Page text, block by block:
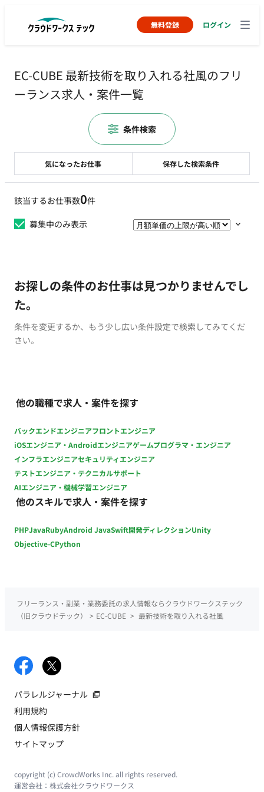
無料登録 ログイン
EC-CUBE 最新技術を取り入れる社風のフリ
ーランス求人・案件一覧
該当するお仕事数0件
募集中のみ表示
お探しの条件のお仕事は見つかりませんでし
た。
条件を変更するか、もう少し広い条件設定で検索してみてくだ
さい。
他の職種で求人・案件を探す
バックエンドエンジニアフロントエンジニア
iOSエンジニア・Androidエンジニアゲームプログラマ・エンジニア
インフラエンジニアセキュリティエンジニア
テストエンジニア・テクニカルサポート
AIエンジニア・機械学習エンジニア
他のスキルで求人・案件を探す
PHPJavaRubyAndroid JavaSwift開発ディレクションUnity
Objective-CPython
気になったお仕事 保存した検索条件
条件検索
フリーランス・副業・業務委託の求人情報ならクラウドワークステック
（旧クラウドテック）
> EC-CUBE > 最新技術を取り入れる社風
パラレルジャーナル
利用規約
個人情報保護方針
サイトマップ
copyright (c) CrowdWorks Inc. all rights reserved.
運営会社： 株式会社クラウドワークス